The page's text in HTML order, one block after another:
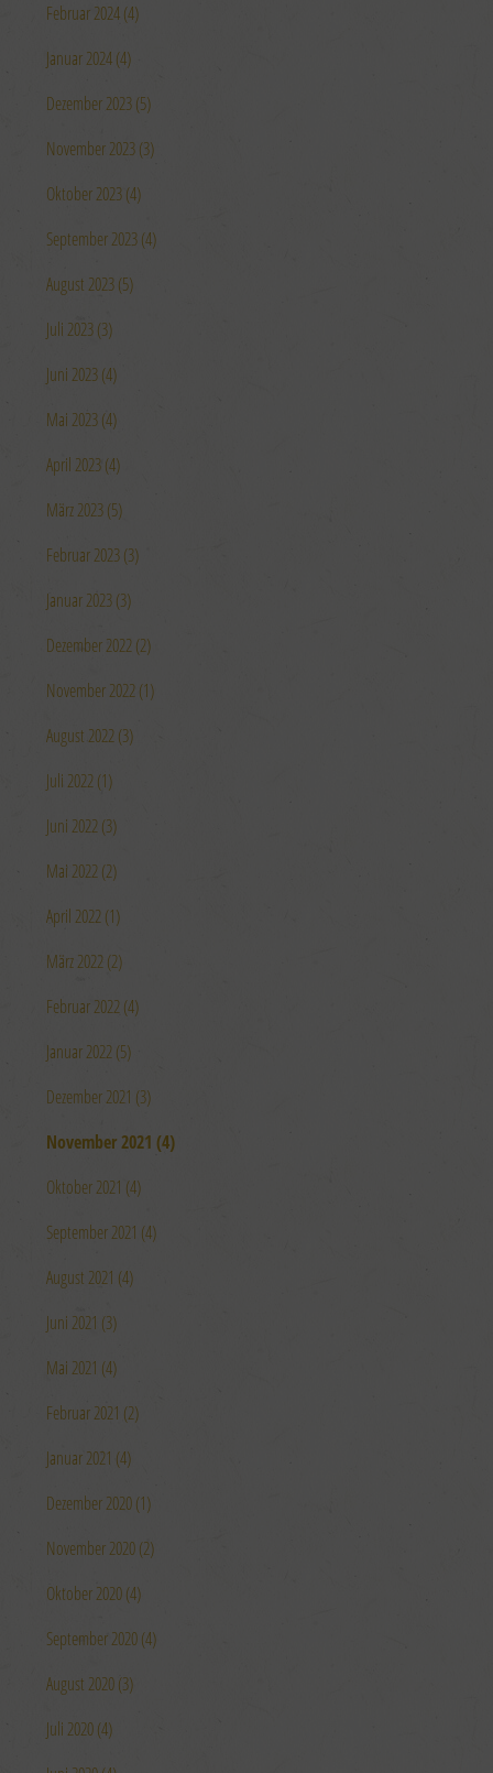
Februar 2024 (4)
Januar 2024 (4)
Dezember 2023 (5)
November 2023 (3)
Oktober 2023 (4)
September 2023 (4)
August 2023 (5)
Juli 2023 (3)
Juni 2023 (4)
Mai 2023 (4)
April 2023 (4)
März 2023 (5)
Februar 2023 (3)
Januar 2023 (3)
Dezember 2022 (2)
November 2022 (1)
August 2022 (3)
Juli 2022 (1)
Juni 2022 (3)
Mai 2022 (2)
April 2022 (1)
März 2022 (2)
Februar 2022 (4)
Januar 2022 (5)
Dezember 2021 (3)
November 2021 (4)
Oktober 2021 (4)
September 2021 (4)
August 2021 (4)
Juni 2021 (3)
Mai 2021 (4)
Februar 2021 (2)
Januar 2021 (4)
Dezember 2020 (1)
November 2020 (2)
Oktober 2020 (4)
September 2020 (4)
August 2020 (3)
Juli 2020 (4)